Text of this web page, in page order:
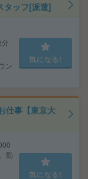
タッフ[派遣]
ン
気になる!
仕事【東京大
勤
気になる!